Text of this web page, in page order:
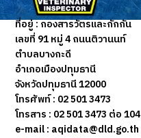
ที่อยู่ :กองสารวัตรและกักกัน
เลขที่ 91 หมู่ 4 ถนนติวานนท์
ตำบลบางกะดี
อำเภอเมืองปทุมธานี
จังหวัดปทุมธานี 12000
โทรศัพท์ : 02 501 3473
โทรสาร : 02 501 3473 ต่อ 104
e-mail : aqidata@dld.go.th